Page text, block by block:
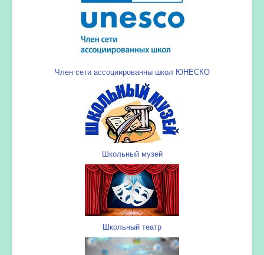
Член сети ассоциированны школ ЮНЕСКО
Школьный музей
Школьный театр